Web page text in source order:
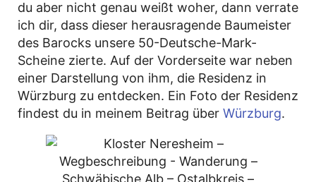
du aber nicht genau weißt woher, dann verrate
ich dir, dass dieser herausragende Baumeister
des Barocks unsere 50-Deutsche-Mark-
Scheine zierte. Auf der Vorderseite war neben
einer Darstellung von ihm, die Residenz in
Würzburg zu entdecken. Ein Foto der Residenz
findest du in meinem Beitrag über Würzburg.